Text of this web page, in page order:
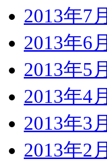
2013年7月
2013年6月
2013年5月
2013年4月
2013年3月
2013年2月